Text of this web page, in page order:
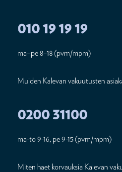
010 19 19 19
ma–pe 8–18 (pvm/mpm)
Muiden Kalevan vakuutusten
0200 31100
ma-to 9-16, pe 9-15 (pvm/mpm)
Miten haet korvauksia Kalevan